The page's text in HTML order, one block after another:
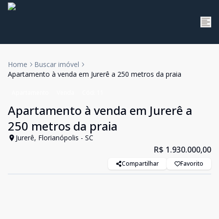
Home
Buscar imóvel
Apartamento à venda em Jurerê a 250 metros da praia
Apartamento à venda em Jurerê a
250 metros da praia
Jurerê, Florianópolis - SC
R$ 1.930.000,00
Compartilhar Favorito